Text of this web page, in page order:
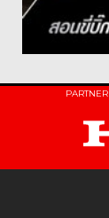
PARTNER